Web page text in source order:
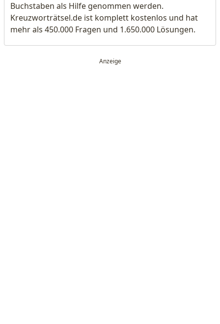
Buchstaben als Hilfe genommen werden.
Kreuzworträtsel.de ist komplett kostenlos und hat
mehr als 450.000 Fragen und 1.650.000 Lösungen.